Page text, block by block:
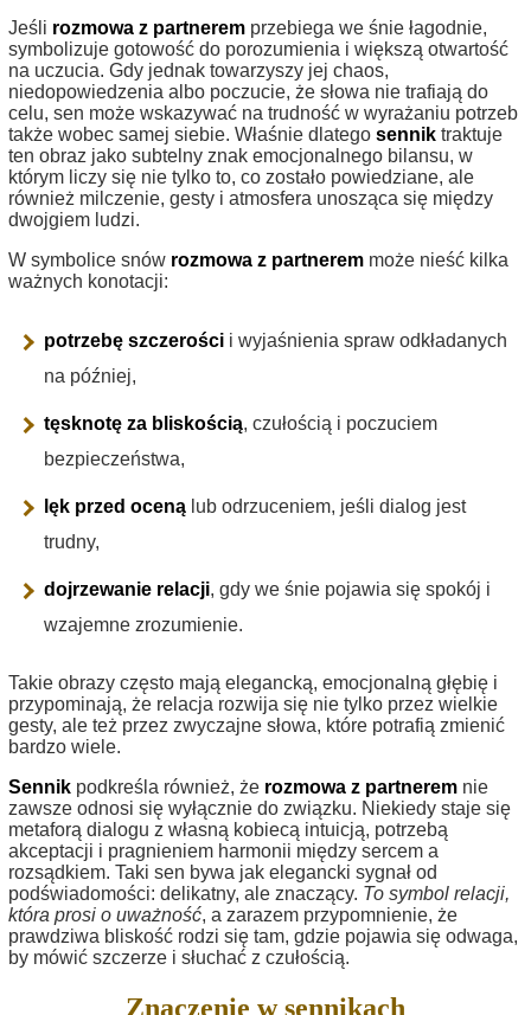
Jeśli rozmowa z partnerem przebiega we śnie łagodnie,
symbolizuje gotowość do porozumienia i większą otwartość
na uczucia. Gdy jednak towarzyszy jej chaos,
niedopowiedzenia albo poczucie, że słowa nie trafiają do
celu, sen może wskazywać na trudność w wyrażaniu potrzeb
także wobec samej siebie. Właśnie dlatego sennik traktuje
ten obraz jako subtelny znak emocjonalnego bilansu, w
którym liczy się nie tylko to, co zostało powiedziane, ale
również milczenie, gesty i atmosfera unosząca się między
dwojgiem ludzi.
W symbolice snów rozmowa z partnerem może nieść kilka
ważnych konotacji:
potrzebę szczerości i wyjaśnienia spraw odkładanych
na później,
tęsknotę za bliskością, czułością i poczuciem
bezpieczeństwa,
lęk przed oceną lub odrzuceniem, jeśli dialog jest
trudny,
dojrzewanie relacji, gdy we śnie pojawia się spokój i
wzajemne zrozumienie.
Takie obrazy często mają elegancką, emocjonalną głębię i
przypominają, że relacja rozwija się nie tylko przez wielkie
gesty, ale też przez zwyczajne słowa, które potrafią zmienić
bardzo wiele.
Sennik podkreśla również, że rozmowa z partnerem nie
zawsze odnosi się wyłącznie do związku. Niekiedy staje się
metaforą dialogu z własną kobiecą intuicją, potrzebą
akceptacji i pragnieniem harmonii między sercem a
rozsądkiem. Taki sen bywa jak elegancki sygnał od
podświadomości: delikatny, ale znaczący. To symbol relacji,
która prosi o uważność, a zarazem przypomnienie, że
prawdziwa bliskość rodzi się tam, gdzie pojawia się odwaga,
by mówić szczerze i słuchać z czułością.
Znaczenie w sennikach